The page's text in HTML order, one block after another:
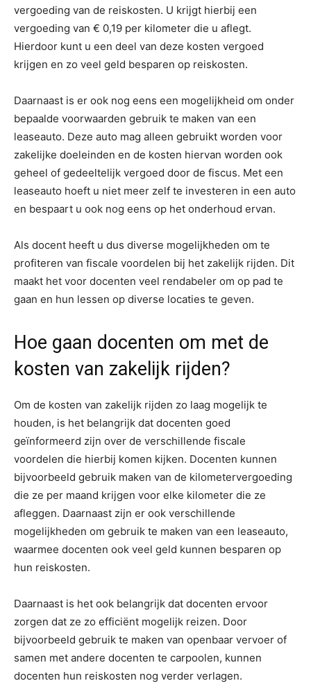
vergoeding van de reiskosten. U krijgt hierbij een
vergoeding van € 0,19 per kilometer die u aflegt.
Hierdoor kunt u een deel van deze kosten vergoed
krijgen en zo veel geld besparen op reiskosten.
Daarnaast is er ook nog eens een mogelijkheid om onder
bepaalde voorwaarden gebruik te maken van een
leaseauto. Deze auto mag alleen gebruikt worden voor
zakelijke doeleinden en de kosten hiervan worden ook
geheel of gedeeltelijk vergoed door de fiscus. Met een
leaseauto hoeft u niet meer zelf te investeren in een auto
en bespaart u ook nog eens op het onderhoud ervan.
Als docent heeft u dus diverse mogelijkheden om te
profiteren van fiscale voordelen bij het zakelijk rijden. Dit
maakt het voor docenten veel rendabeler om op pad te
gaan en hun lessen op diverse locaties te geven.
Hoe gaan docenten om met de
kosten van zakelijk rijden?
Om de kosten van zakelijk rijden zo laag mogelijk te
houden, is het belangrijk dat docenten goed
geïnformeerd zijn over de verschillende fiscale
voordelen die hierbij komen kijken. Docenten kunnen
bijvoorbeeld gebruik maken van de kilometervergoeding
die ze per maand krijgen voor elke kilometer die ze
afleggen. Daarnaast zijn er ook verschillende
mogelijkheden om gebruik te maken van een leaseauto,
waarmee docenten ook veel geld kunnen besparen op
hun reiskosten.
Daarnaast is het ook belangrijk dat docenten ervoor
zorgen dat ze zo efficiënt mogelijk reizen. Door
bijvoorbeeld gebruik te maken van openbaar vervoer of
samen met andere docenten te carpoolen, kunnen
docenten hun reiskosten nog verder verlagen.